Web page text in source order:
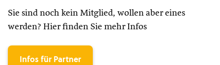
Sie sind noch kein Mitglied, wollen aber eines
werden? Hier finden Sie mehr Infos
Infos für Partner